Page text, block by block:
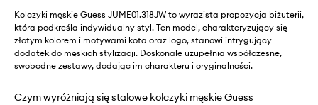
Kolczyki męskie Guess JUME01.318JW to wyrazista propozycja biżuterii,
która podkreśla indywidualny styl. Ten model, charakteryzujący się
złotym kolorem i motywami kota oraz logo, stanowi intrygujący
dodatek do męskich stylizacji. Doskonale uzupełnia współczesne,
swobodne zestawy, dodając im charakteru i oryginalności.
Czym wyróżniają się stalowe kolczyki męskie Guess